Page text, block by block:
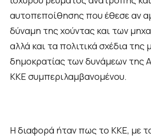
αυτοπεποίθησης που έθεσε αν
δύναμη της χούντας και των
αλλά και τα πολιτικά σχέδια της
δημοκρατίας των δυνάμεων της
ΚΚΕ συμπεριλαμβανομένου.
Η διαφορά ήταν πως το ΚΚΕ, με